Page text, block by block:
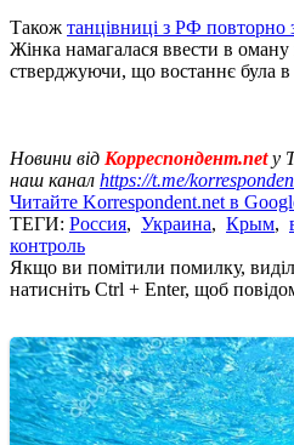
Також танцівниці з РФ повторно
Жінка намагалася ввести в
стверджуючи, що востаннє була
Новини від Корреспондент.netу
наш канал https://t.me/
Читайте Korrespondent.net в
ТЕГИ: Россия, Украина, Крым,
контроль
Якщо ви помітили помилку,
натисніть Ctrl + Enter, щоб